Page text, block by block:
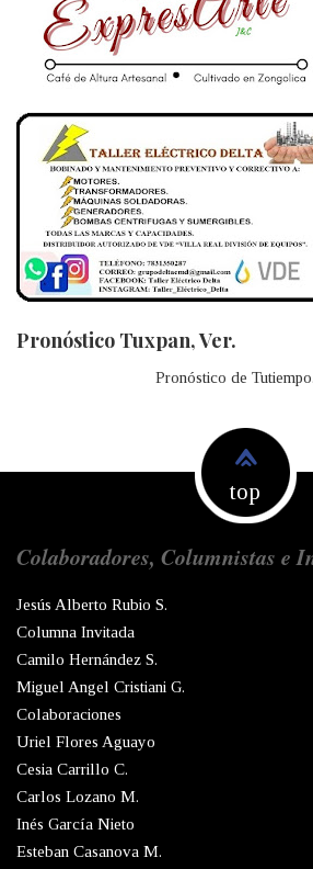
Pronóstico Tuxpan, Ver.
Pronóstico de
top
Colaboradores, Columnistas e
Jesús Alberto Rubio S.
Columna Invitada
Camilo Hernández S.
Miguel Angel Cristiani G.
Colaboraciones
Uriel Flores Aguayo
Cesia Carrillo C.
Carlos Lozano M.
Inés García Nieto
Esteban Casanova M.